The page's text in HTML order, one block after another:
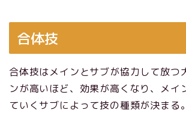
合体技
合体技はメインとサブが協力して放つ
ンが高いほど、効果が高くなり、メイ
ていくサブによって技の種類が決まる。